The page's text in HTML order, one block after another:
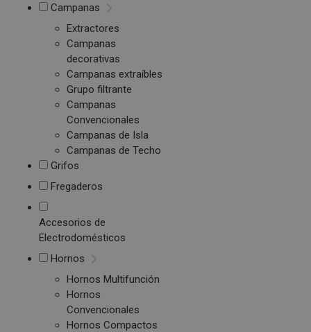
Campanas
Extractores
Campanas
decorativas
Campanas extraíbles
Grupo filtrante
Campanas
Convencionales
Campanas de Isla
Campanas de Techo
Grifos
Fregaderos
Accesorios de
Electrodomésticos
Hornos
Hornos Multifunción
Hornos
Convencionales
Hornos Compactos